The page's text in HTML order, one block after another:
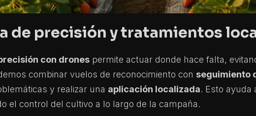
de precisión y tratamientos
con drones permite actuar donde hace falta,
combinar vuelos de reconocimiento con seguimiento
y realizar una aplicación localizada. Esto ayuda
el control del cultivo a lo largo de la campaña.